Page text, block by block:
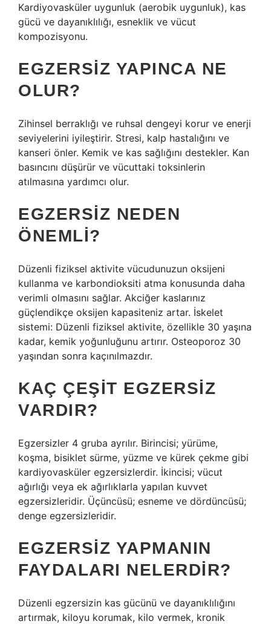
Kardiyovasküler uygunluk (aerobik uygunluk), kas
gücü ve dayanıklılığı, esneklik ve vücut
kompozisyonu.
EGZERSIZ YAPINCA NE
OLUR?
Zihinsel berraklığı ve ruhsal dengeyi korur ve enerji
seviyelerini iyileştirir. Stresi, kalp hastalığını ve
kanseri önler. Kemik ve kas sağlığını destekler. Kan
basıncını düşürür ve vücuttaki toksinlerin
atılmasına yardımcı olur.
EGZERSIZ NEDEN
ÖNEMLI?
Düzenli fiziksel aktivite vücudunuzun oksijeni
kullanma ve karbondioksiti atma konusunda daha
verimli olmasını sağlar. Akciğer kaslarınız
güçlendikçe oksijen kapasiteniz artar. İskelet
sistemi: Düzenli fiziksel aktivite, özellikle 30 yaşına
kadar, kemik yoğunluğunu artırır. Osteoporoz 30
yaşından sonra kaçınılmazdır.
KAÇ ÇEŞIT EGZERSIZ
VARDIR?
Egzersizler 4 gruba ayrılır. Birincisi; yürüme,
koşma, bisiklet sürme, yüzme ve kürek çekme gibi
kardiyovasküler egzersizlerdir. İkincisi; vücut
ağırlığı veya ek ağırlıklarla yapılan kuvvet
egzersizleridir. Üçüncüsü; esneme ve dördüncüsü;
denge egzersizleridir.
EGZERSIZ YAPMANIN
FAYDALARI NELERDIR?
Düzenli egzersizin kas gücünü ve dayanıklılığını
artırmak, kiloyu korumak, kilo vermek, kronik